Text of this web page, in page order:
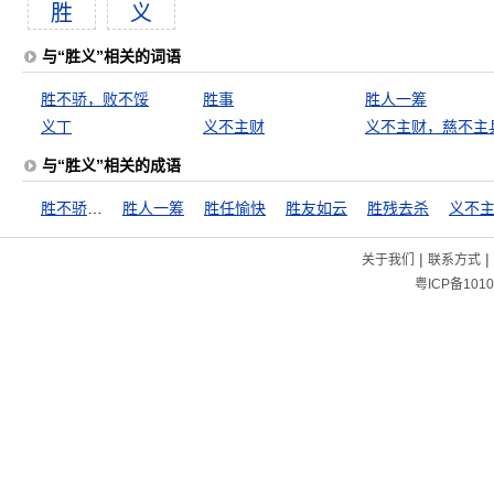
胜 义
与“胜义”相关的词语
胜不骄，败不馁 胜事
胜人一筹
义丁
义不主财 义不主财，慈不主
与“胜义”相关的成语
胜人一筹 胜任愉快 胜友如云 胜残去杀
关于我们 | 联系方式|
粤ICP备